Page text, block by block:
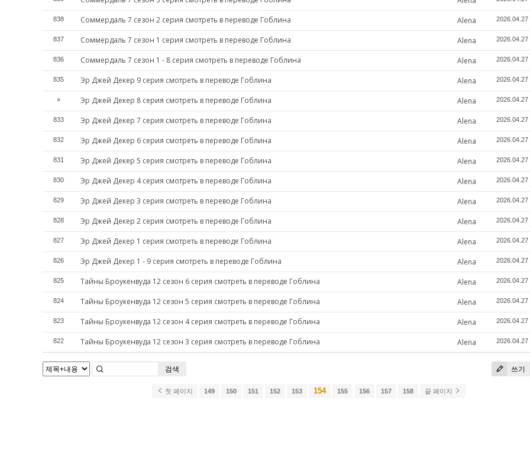
838 Соммердаль 7 сезон 2 серия смотреть в переводе Гоблина Alena 2026.04.27
837 Соммердаль 7 сезон 1 серия смотреть в переводе Гоблина Alena 2026.04.27
836 Соммердаль 7 сезон 1 - 8 серия смотреть в переводе Гоблина Alena 2026.04.27
835 Эр Джей Декер 9 серия смотреть в переводе Гоблина Alena 2026.04.27
» Эр Джей Декер 8 серия смотреть в переводе Гоблина Alena 2026.04.27
833 Эр Джей Декер 7 серия смотреть в переводе Гоблина Alena 2026.04.27
832 Эр Джей Декер 6 серия смотреть в переводе Гоблина Alena 2026.04.27
831 Эр Джей Декер 5 серия смотреть в переводе Гоблина Alena 2026.04.27
830 Эр Джей Декер 4 серия смотреть в переводе Гоблина Alena 2026.04.27
829 Эр Джей Декер 3 серия смотреть в переводе Гоблина Alena 2026.04.27
828 Эр Джей Декер 2 серия смотреть в переводе Гоблина Alena 2026.04.27
827 Эр Джей Декер 1 серия смотреть в переводе Гоблина Alena 2026.04.27
826 Эр Джей Декер 1 - 9 серия смотреть в переводе Гоблина Alena 2026.04.27
825 Тайны Броукенвуда 12 сезон 6 серия смотреть в переводе Гоблина Alena 2026.04.27
824 Тайны Броукенвуда 12 сезон 5 серия смотреть в переводе Гоблина Alena 2026.04.27
823 Тайны Броукенвуда 12 сезон 4 серия смотреть в переводе Гоблина Alena 2026.04.27
822 Тайны Броукенвуда 12 сезон 3 серия смотреть в переводе Гоблина Alena 2026.04.27
쓰기
검색
첫 페이지 149 150 151 152 153 154 155 156 157 158 끝 페이지